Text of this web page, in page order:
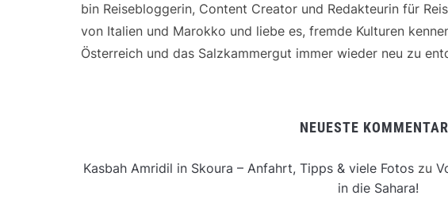
bin Reisebloggerin, Content Creator und Redakteurin für
von Italien und Marokko und liebe es, fremde Kulturen
Österreich und das Salzkammergut immer wieder neu zu
NEUESTE
Kasbah Amridil in Skoura – Anfahrt, Tipps & viele Fotos zu
in die Sahara!